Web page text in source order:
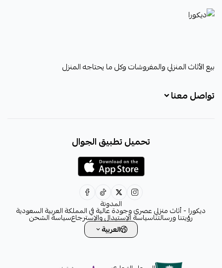
ديكورا
بيع الأثاث المنزلي والمفروشات وكل ما يحتاجه المنزل
تواصل معنا
decora6586@gmail.com
تحميل تطبيق الجوال
المدونة
ديكورا - أثاث منزلي عصري وجودة عالية في المملكة العربية السعودية
رؤيتنا ورسالتناسياسة الإستبدال والإسترجاعسياسة الشحن
العربية